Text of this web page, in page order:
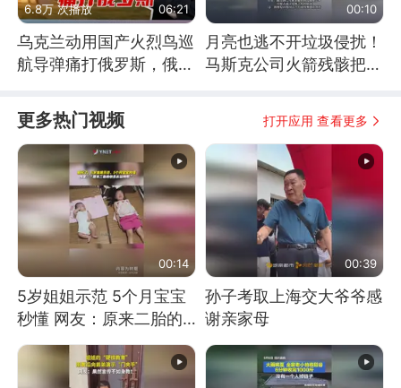
6.8万 次播放 06:21
乌克兰动用国产火烈鸟巡
航导弹痛打俄罗斯，俄军
00:10
月亮也逃不开垃圾侵扰！
马斯克公司火箭残骸把月
更多热门视频 打开应用 查看更多
00:14
5岁姐姐示范 5个月宝宝
秒懂 网友：原来二胎的
快乐长这样
00:39
孙子考取上海交大爷爷感
谢亲家母